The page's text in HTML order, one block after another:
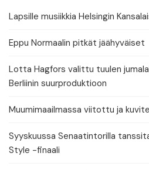
Lapsille musiikkia Helsingin
Eppu Normaalin pitkät jäähyväiset
Lotta Hagfors valittu tuulen
Berliinin suurproduktioon
Muumimaailmassa viitottu ja
Syyskuussa Senaatintorilla
Style -finaali